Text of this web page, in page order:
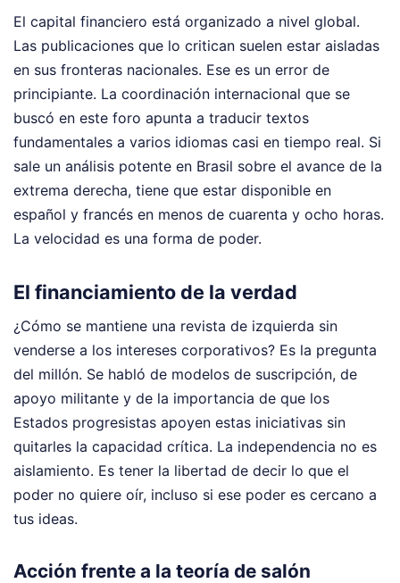
El capital financiero está organizado a nivel global.
Las publicaciones que lo critican suelen estar aisladas
en sus fronteras nacionales. Ese es un error de
principiante. La coordinación internacional que se
buscó en este foro apunta a traducir textos
fundamentales a varios idiomas casi en tiempo real. Si
sale un análisis potente en Brasil sobre el avance de la
extrema derecha, tiene que estar disponible en
español y francés en menos de cuarenta y ocho horas.
La velocidad es una forma de poder.
El financiamiento de la verdad
¿Cómo se mantiene una revista de izquierda sin
venderse a los intereses corporativos? Es la pregunta
del millón. Se habló de modelos de suscripción, de
apoyo militante y de la importancia de que los
Estados progresistas apoyen estas iniciativas sin
quitarles la capacidad crítica. La independencia no es
aislamiento. Es tener la libertad de decir lo que el
poder no quiere oír, incluso si ese poder es cercano a
tus ideas.
Acción frente a la teoría de salón